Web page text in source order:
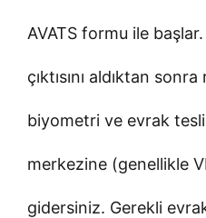
AVATS formu ile
çıktısını aldıktan
biyometri ve evrak
merkezine (genellikle
gidersiniz. Gerekli